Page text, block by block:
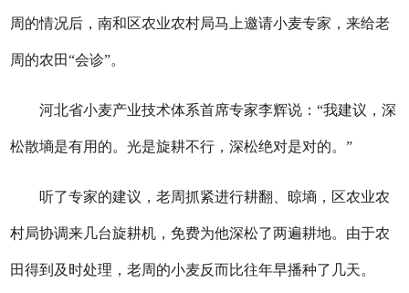
周的情况后，南和区农业农村局马上邀请小麦专家，来给老
周的农田“会诊”。
河北省小麦产业技术体系首席专家李辉说：“我建议，深
松散墒是有用的。光是旋耕不行，深松绝对是对的。”
听了专家的建议，老周抓紧进行耕翻、晾墒，区农业农
村局协调来几台旋耕机，免费为他深松了两遍耕地。由于农
田得到及时处理，老周的小麦反而比往年早播种了几天。